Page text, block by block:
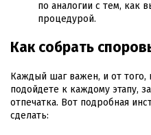
по аналогии с тем, как
процедурой.
Как собрать
Каждый шаг важен, и от того,
подойдете к каждому этапу,
отпечатка. Вот подробная
сделать: